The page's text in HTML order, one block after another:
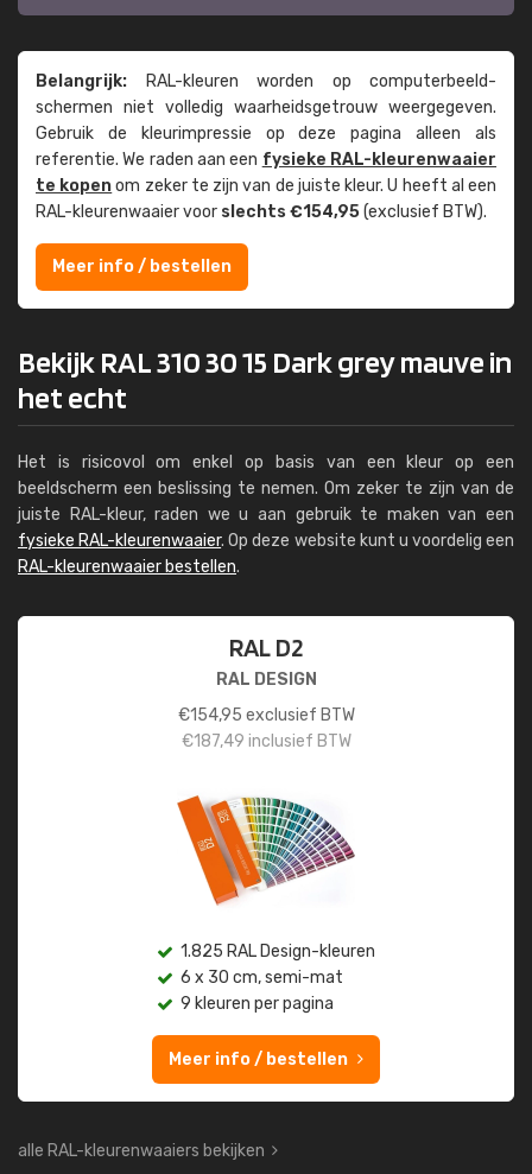
Belangrijk: RAL-kleuren worden op computer­beeld­
schermen niet volledig waarheids­­getrouw weer­gegeven.
Gebruik de kleur­impressie op deze pagina alleen als
referentie. We raden aan een fysieke RAL-kleuren­waaier
te kopenom zeker te zijn van de juiste kleur. U heeft al een
RAL-kleuren­waaier voor slechts €154,95(exclusief BTW).
Meer info / bestellen
Bekijk RAL 310 30 15 Dark grey mauve in
het echt
Het is risicovol om enkel op basis van een kleur op een
beeldscherm een beslissing te nemen. Om zeker te zijn van de
juiste RAL-kleur, raden we u aan gebruik te maken van een
fysieke RAL-kleurenwaaier. Op deze website kunt u voordelig een
RAL-kleurenwaaier bestellen.
RAL D2
RAL DESIGN
€154,95 exclusief BTW
€187,49 inclusief BTW
1.825 RAL Design-kleuren
6 x 30 cm, semi-mat
9 kleuren per pagina
Meer info / bestellen
alle RAL-kleurenwaaiers bekijken